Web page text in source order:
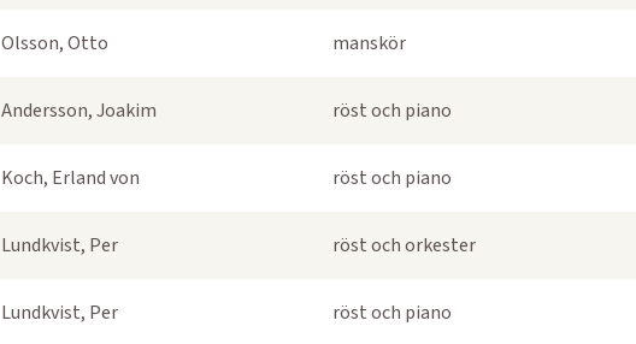
Olsson, Otto manskör
Andersson, Joakim röst och piano
Koch, Erland von röst och piano
Lundkvist, Per röst och orkester
Lundkvist, Per röst och piano